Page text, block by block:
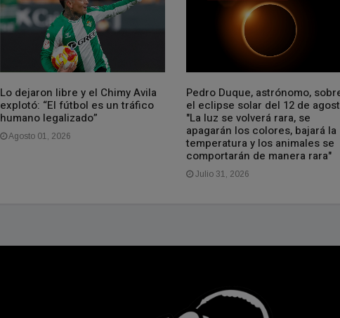
Lo dejaron libre y el Chimy Avila
explotó: “El fútbol es un tráfico
humano legalizado”
Agosto 01, 2026
Pedro Duque, astrónomo,
el eclipse solar del 12 de
"La luz se volverá rara, se
apagarán los colores, bajará la
temperatura y los animales se
comportarán de manera rara"
Julio 31, 2026